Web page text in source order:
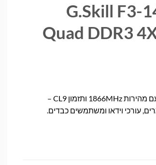
G.Skill F3-
Quad DDR3
סט זיכרון G.Skill DDR3 בנפח 16GB (4x4GB) עם מהירות 1866MHz ותזמון CL9 –
עורכי וידאו ומשתמשים כבדים.